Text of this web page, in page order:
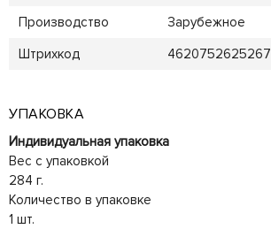
Производство
Зарубежное
Штрихкод
4620752625267
УПАКОВКА
Индивидуальная упаковка
Вес с упаковкой
284 г.
Количество в упаковке
1 шт.